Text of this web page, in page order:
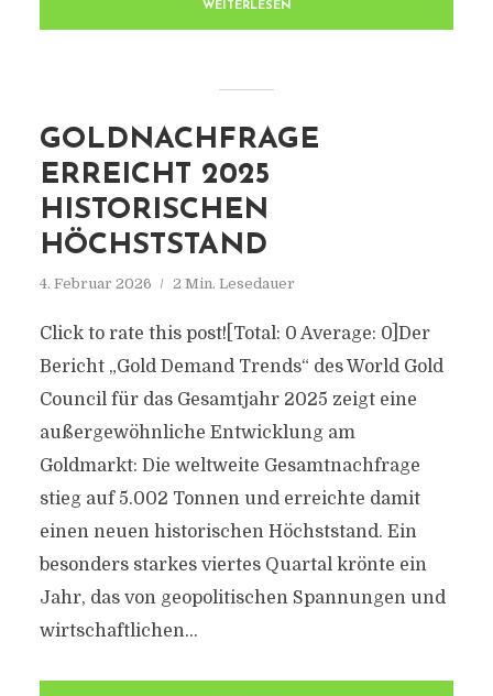
WEITERLESEN
GOLDNACHFRAGE
ERREICHT 2025
HISTORISCHEN
HÖCHSTSTAND
4. Februar 2026 2 Min. Lesedauer
Click to rate this post![Total: 0 Average: 0]Der
Bericht „Gold Demand Trends“ des World Gold
Council für das Gesamtjahr 2025 zeigt eine
außergewöhnliche Entwicklung am
Goldmarkt: Die weltweite Gesamtnachfrage
stieg auf 5.002 Tonnen und erreichte damit
einen neuen historischen Höchststand. Ein
besonders starkes viertes Quartal krönte ein
Jahr, das von geopolitischen Spannungen und
wirtschaftlichen...